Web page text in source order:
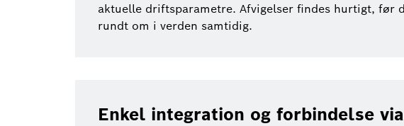
aktuelle driftsparametre. Afvigelser findes hurtigt, før
rundt om i verden samtidig.
Enkel integration og forbindelse